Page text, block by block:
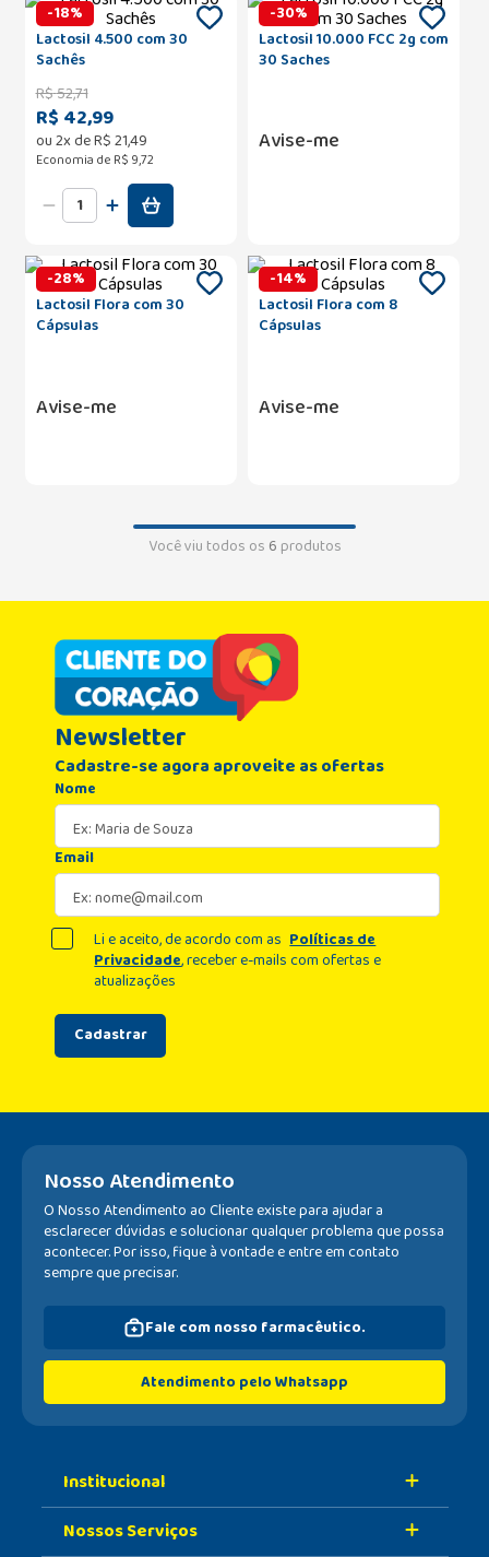
-18%
Lactosil 4.500 com 30
Sachês
R$52,71
R$ 42,99
ou2x deR$21,49
Economia de R$ 9,72
-30%
Lactosil 10.000 FCC 2g com
30 Saches
Avise-me
-28%
Lactosil Flora com 30
Cápsulas
Avise-me
-14%
Lactosil Flora com 8
Cápsulas
Avise-me
Você viu todos os 6produtos
Newsletter
Cadastre-se agora aproveite as ofertas
Nome
Email
Cadastrar
Li e aceito, de acordo com as Políticas de
Privacidade, receber e-mails com ofertas e
atualizações
Nosso Atendimento
O Nosso Atendimento ao Cliente existe para ajudar a
esclarecer dúvidas e solucionar qualquer problema que possa
acontecer. Por isso, fique à vontade e entre em contato
sempre que precisar.
Fale com nosso farmacêutico.
Atendimento pelo Whatsapp
Institucional
Sobre A Nossa Drogaria
Nossos Serviços